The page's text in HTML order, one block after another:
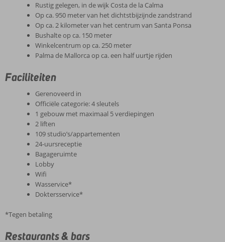
Rustig gelegen, in de wijk Costa de la Calma
Op ca. 950 meter van het dichtstbijzijnde zandstrand
Op ca. 2 kilometer van het centrum van Santa Ponsa
Bushalte op ca. 150 meter
Winkelcentrum op ca. 250 meter
Palma de Mallorca op ca. een half uurtje rijden
Faciliteiten
Gerenoveerd in
Officiële categorie: 4 sleutels
1 gebouw met maximaal 5 verdiepingen
2 liften
109 studio’s/appartementen
24-uursreceptie
Bagageruimte
Lobby
Wifi
Wasservice*
Doktersservice*
*Tegen betaling
Restaurants & bars